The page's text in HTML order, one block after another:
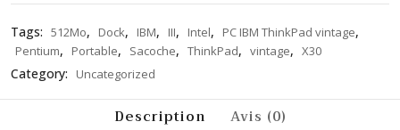
Tags: 512Mo, Dock, IBM, III, Intel, PC IBM ThinkPad vintage,
Pentium, Portable, Sacoche, ThinkPad, vintage, X30
Category: Uncategorized
Description Avis (0)